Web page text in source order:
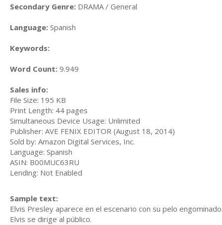
Secondary Genre: DRAMA / General
Language: Spanish
Keywords:
Word Count: 9.949
Sales info:
File Size: 195 KB
Print Length: 44 pages
Simultaneous Device Usage: Unlimited
Publisher: AVE FENIX EDITOR (August 18, 2014)
Sold by: Amazon Digital Services, Inc.
Language: Spanish
ASIN: B00MUC63RU
Lending: Not Enabled
Sample text:
Elvis Presley aparece en el escenario con su pelo
Elvis se dirige al público.